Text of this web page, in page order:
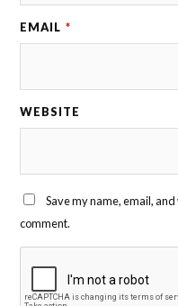
EMAIL *
WEBSITE
Save my name, email,
comment.